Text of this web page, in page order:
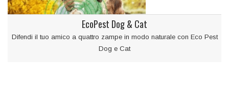
EcoPest Dog & Cat
Difendi il tuo amico a quattro zampe in modo naturale con Eco Pest
Dog e Cat